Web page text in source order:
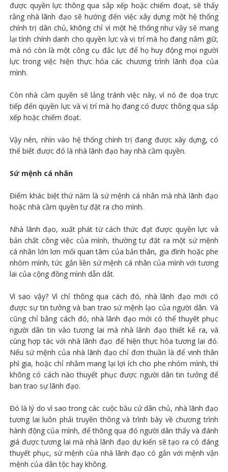
được quyền lực thông qua sắp xếp hoặc chiếm đoạt, sẽ thấy
rằng nhà lãnh đạo sẽ hướng đến việc xây dựng một hệ thống
chính trị dân chủ, không chỉ vì một hệ thống như vậy sẽ mang
lại tính chính danh cho quyền lực và vị trí mà họ đang nắm giữ,
mà nó còn là một công cụ đắc lực để họ huy động mọi người
lực trong việc hiện thực hóa các chương trình lãnh đọa của
mình.
Còn nhà cầm quyền sẽ lảng tránh việc này, vì nó đe dọa trực
tiếp đến quyền lực và vị trí mà họ đang có được thông qua sắp
xếp hoặc chiếm đoạt.
Vậy nên, nhìn vào hệ thống chính trị đang được xây dựng, có
thể biết được đó là nhà lãnh đạo hay nhà cầm quyền.
Sứ mệnh cá nhân
Điểm khác biệt thứ năm là sứ mệnh cá nhân mà nhà lãnh đạo
hoặc nhà cầm quyền tự đặt ra cho mình.
Nhà lãnh đạo, xuất phát từ cách thức đạt được quyền lực và
bản chất công việc của mình, thường tự đặt ra một sứ mệnh
cá nhân lớn lơn mối quan tâm của bản thân, gia đình hoặc phe
nhóm mình, tức gắn liền sứ mệnh cá nhân của mình với tương
lai của cộng đồng mình dẫn dắt.
Vì sao vậy? Vì chỉ thông qua cách đó, nhà lãnh đạo mới có
được sự tin tưởng và ban trao sứ mệnh lạo của người dân. Và
cũng chỉ bằng cách đó, nhà lãnh đạo mới có thể thuyết phục
người dân tin vào tương lai mà nhà lãnh đạo thiết kế ra, và
cùng hợp tác với nhà lãnh đạo để hiện thực hóa tương lai đó.
Nếu sứ mệnh của nhà lãnh đạo chỉ đơn thuần là để vinh thân
phì gia, hoặc chỉ nhằm mang lại lợi ích cho phe nhóm mình, thì
không có cách nào thuyết phục được người dân tin tưởng để
ban trao sự lãnh đạo.
Đó là lý do vì sao trong các cuộc bầu cử dân chủ, nhà lãnh đạo
tương lai luôn phải truyền thông và trình bày về chương trình
hành động của mình, để thông qua đó người dân thấy và đánh
giá được tương lai mà nhà lãnh đạo dự kiến sẽ tạo ra có đáng
thuyết phục, sứ mệnh của nhà lãnh đạo có gắn với mệnh vận
mệnh của dân tộc hay không.